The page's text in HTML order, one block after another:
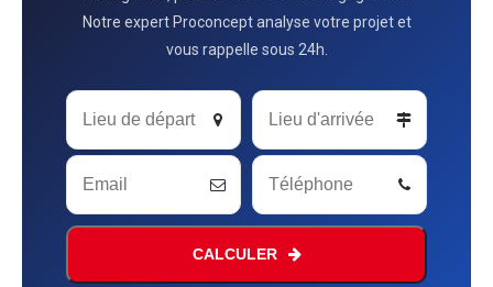
Notre expert Proconcept analyse votre projet et
vous rappelle sous 24h.
CALCULER